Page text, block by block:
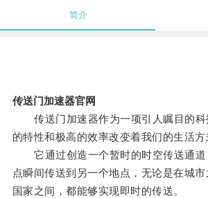
简介
传送门加速器官网
传送门加速器作为一项引人瞩目的科
的特性和极高的效率改变着我们的生活方
它通过创造一个暂时的时空传送通道
点瞬间传送到另一个地点，无论是在城
国家之间，都能够实现即时的传送。